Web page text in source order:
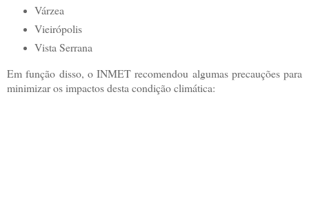
Várzea
Vieirópolis
Vista Serrana
Em função disso, o INMET recomendou algumas precauções para
minimizar os impactos desta condição climática: